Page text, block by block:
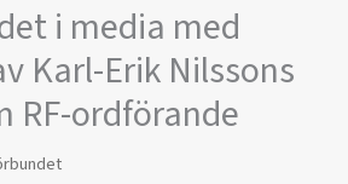
i media med
Karl-Erik Nilssons
RF-ordförande